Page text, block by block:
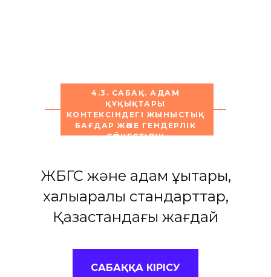
4.3. САБАҚ. АДАМ
ҚҰҚЫҚТАРЫ
КОНТЕКСІНДЕГІ ЖЫНЫСТЫҚ
БАҒДАР ЖӘНЕ ГЕНДЕРЛІК
СӘЙКЕСТІЛІК
ЖБГС және адам құқықтары,
халықаралық стандарттар,
Қазақстандағы жағдай
САБАҚҚА КІРІСУ